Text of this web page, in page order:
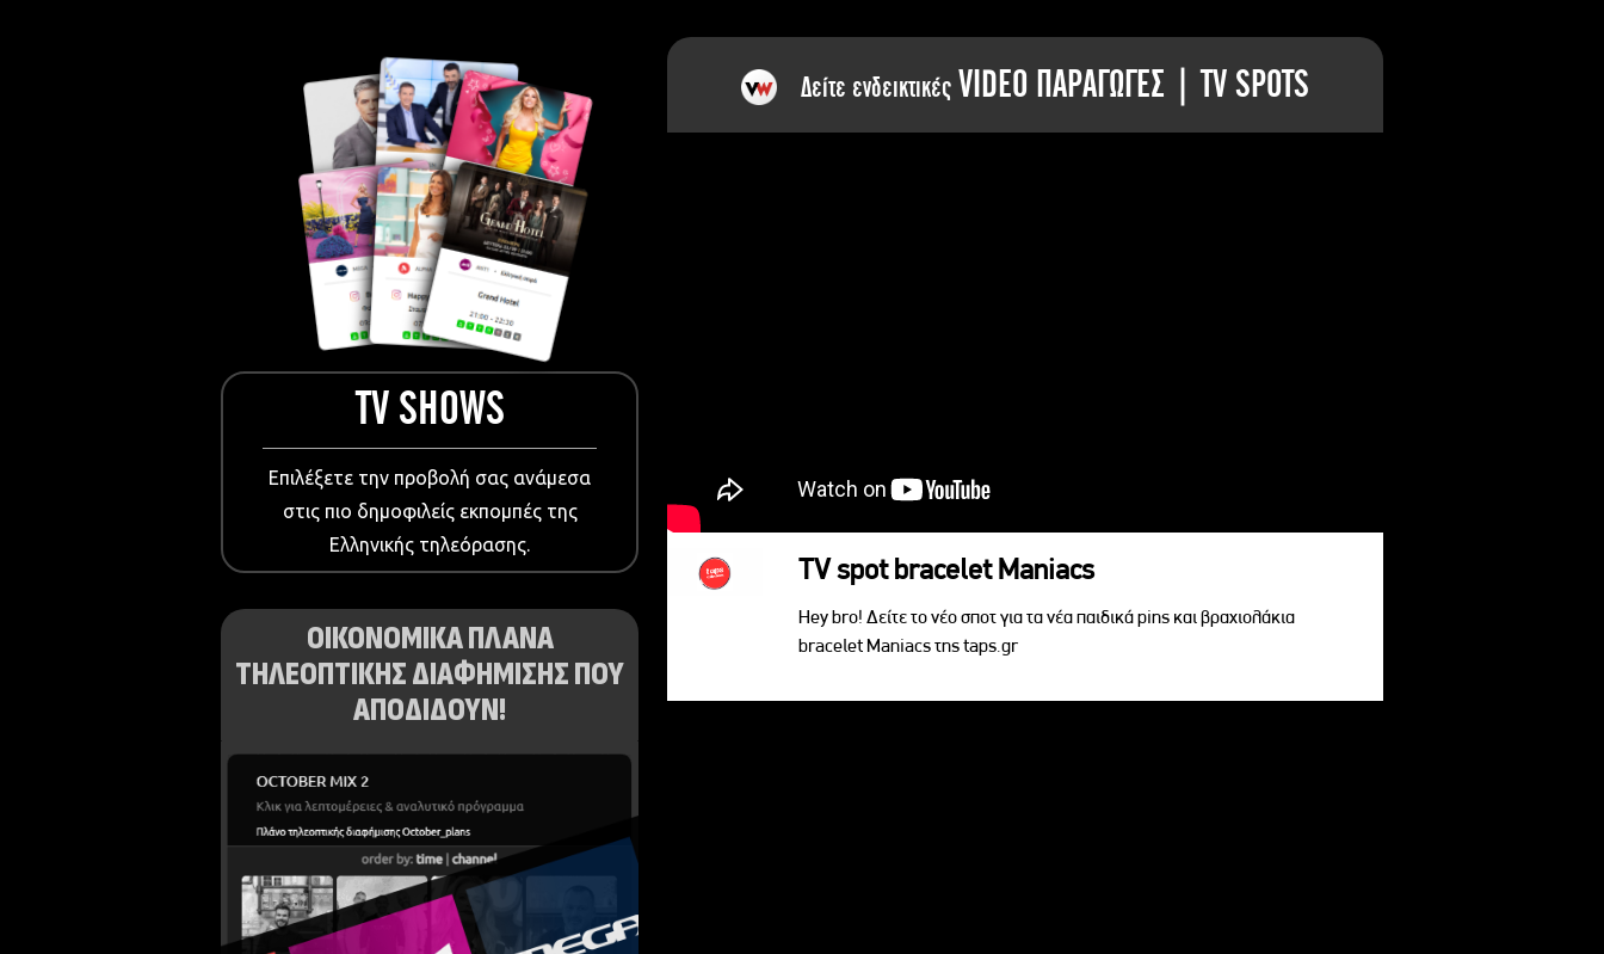
Events & Conference
Dissemination material
Medical & Pharmaceutical
VIDEO Projections
Kids content
TV SHOWS
Επιλέξετε την προβολή σας ανάμεσα
στις πιο δημοφιλείς εκπομπές της
Ελληνικής τηλεόρασης.
ΟΙΚΟΝΟΜΙΚΑ ΠΛΑΝΑ
ΤΗΛΕΟΠΤΙΚΗΣ ΔΙΑΦΗΜΙΣΗΣ ΠΟΥ
ΑΠΟΔΙΔΟΥΝ!
Δείτε ενδεικτικές VIDEO ΠΑΡΑΓΩΓΕΣ | TV SPOTS
TV spot bracelet Maniacs
Hey bro! Δείτε το νέο σποτ για τα νέα παιδικά pins και βραχιολάκια
bracelet Maniacs της taps.gr